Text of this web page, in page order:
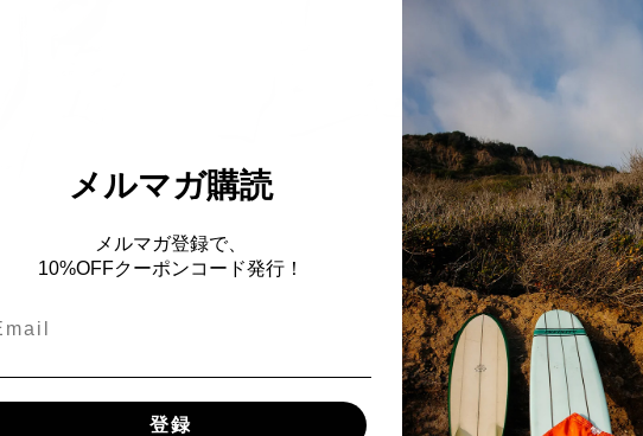
メルマガ購読
メルマガ登録で、
10%OFFクーポンコード発行！
登録